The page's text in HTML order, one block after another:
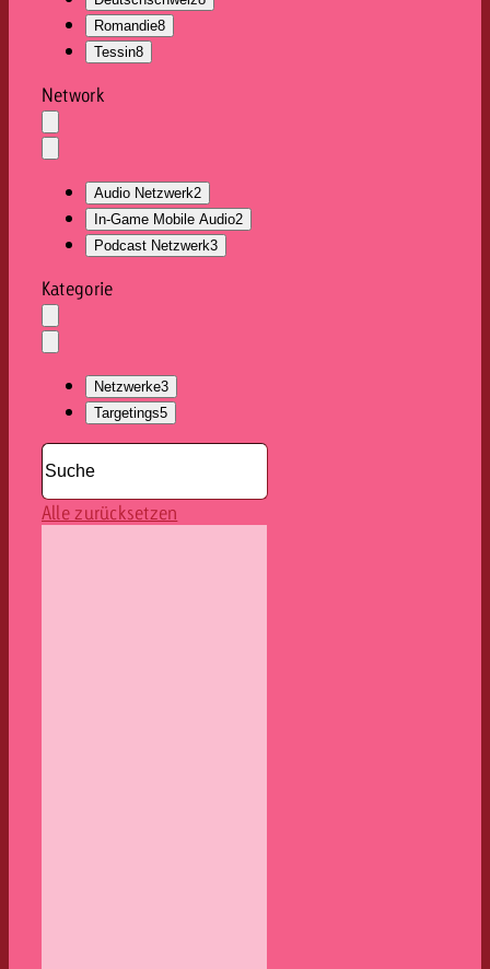
Romandie8
Tessin8
Network
Auswahl
löschen
Dropdown
öffnen
Audio Netzwerk2
In-Game Mobile Audio2
Podcast Netzwerk3
Kategorie
Auswahl
löschen
Dropdown
öffnen
Netzwerke3
Targetings5
Alle zurücksetzen